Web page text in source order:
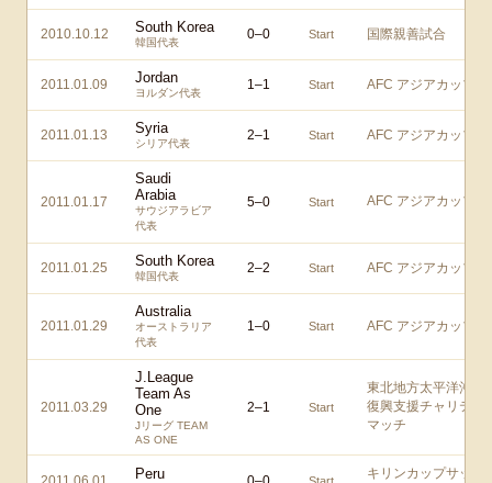
2010.10.12 South Korea
韓国代表
0–0 Start 国際親善試合
2011.01.09 Jordan
ヨルダン代表
1–1 Start AFC アジアカップ
2011.01.13 Syria
シリア代表
2–1 Start AFC アジアカップ
2011.01.17
Saudi
Arabia
サウジアラビア
代表
5–0 Start AFC アジアカップ
2011.01.25 South Korea
韓国代表
2–2 Start AFC アジアカップ
2011.01.29
Australia
オーストラリア
代表
1–0 Start AFC アジアカップ
2011.03.29
J.League
Team As
One
Jリーグ TEAM
AS ONE
2–1 Start
東北地方太平洋沖地
復興支援チャリティ
マッチ
Peru
キリンカップサッカ